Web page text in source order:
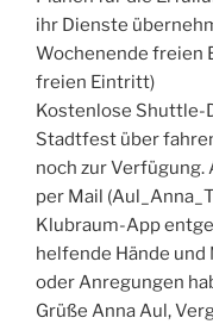
ihr Dienste
Wochenende freien
freien Eintritt)
Kostenlose Shuttle-
Stadtfest über
noch zur
per Mail
Klubraum-App
helfende Hände und
oder Anregungen
Grüße Anna Aul,